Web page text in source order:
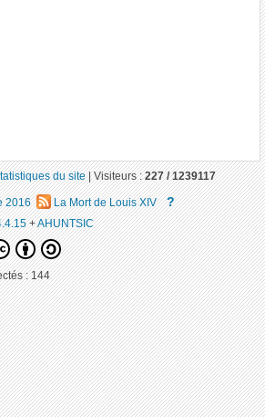
du site|Visiteurs :227 / 1239117
2016 La Mort de Louis XIV ?
+AHUNTSIC
:144